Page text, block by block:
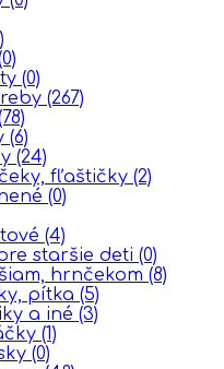
(0)
(267)
(6)
(24)
fľaštičky (2)
(0)
(4)
staršie deti (0)
hrnčekom (8)
pítka (5)
a iné (3)
(1)
(0)